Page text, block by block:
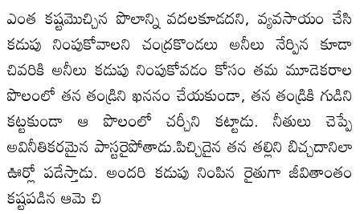
ఎంత కష్టమొచ్చిన పొలాన్ని వదలకూడదని, వ్యవసాయం చేసి
కడుపు నింపుకోవాలని చంద్రకొండలు అనీలు నేర్పిన కూడా
చివరికి అనీలు కడుపు నింపుకోవడం కోసం తమ మూడెకరాల
పొలంలో తన తండ్రిని ఖననం చేయకుండా, తన తండ్రికి గుడిని
కట్టకుండా ఆ పొలంలో చర్చీని కట్టాడు. నీతులు చెప్పే
అవినీతికరమైన పాస్టరైపోతాడు.పిచ్చిదైన తన తల్లిని బిచ్చదానిలా
ఊర్లో పడేస్తాడు. అందరి కడుపు నింపిన రైతుగా జీవితాంతం
కష్టపడిన ఆమె చి